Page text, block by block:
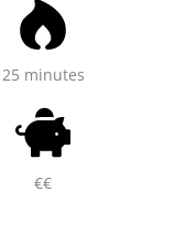
25 minutes
€€